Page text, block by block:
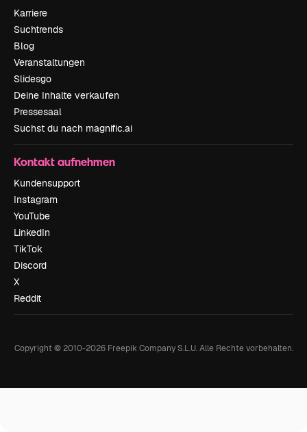
Karriere
Suchtrends
Blog
Veranstaltungen
Slidesgo
Deine Inhalte verkaufen
Pressesaal
Suchst du nach magnific.ai
Kontakt aufnehmen
Kundensupport
Instagram
YouTube
LinkedIn
TikTok
Discord
X
Reddit
Copyright © 2010-2026Freepik Company S.L.U. Alle Rechte vorbehalten.